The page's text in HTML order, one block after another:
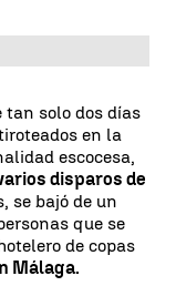
tan solo dos días
en la
escocesa,
disparos de
se bajó de un
que se
de copas
Málaga.